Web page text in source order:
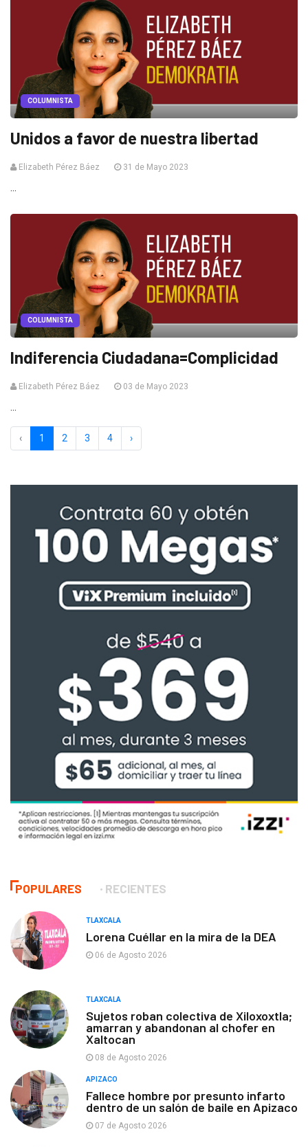
COLUMNISTA
Unidos a favor de nuestra libertad
Elizabeth Pérez Báez 31 de Mayo 2023
COLUMNISTA
Indiferencia Ciudadana=Complicidad
Elizabeth Pérez Báez 03 de Mayo 2023
‹ 1 2 3 4 ›
POPULARES RECIENTES
TLAXCALA
Lorena Cuéllar en la mira de la DEA
06 de Agosto 2026
TLAXCALA
Sujetos roban colectiva de Xiloxoxtla;
amarran y abandonan al chofer en
Xaltocan
08 de Agosto 2026
APIZACO
Fallece hombre por presunto infarto
dentro de un salón de baile en Apizaco
07 de Agosto 2026